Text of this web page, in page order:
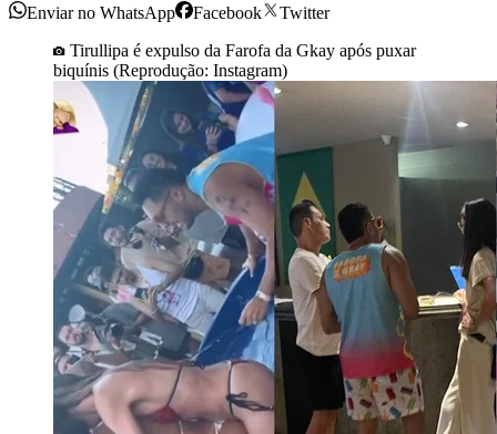
Enviar no WhatsApp Facebook
Twitter
Tirullipa é expulso da Farofa da Gkay após puxar
biquínis (Reprodução: Instagram)